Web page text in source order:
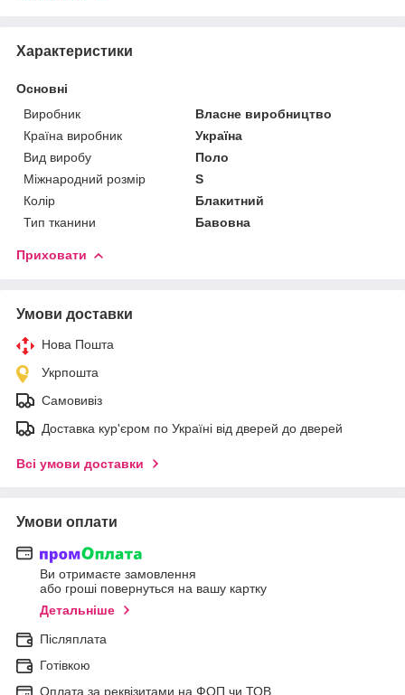
Характеристики
Основні
Виробник
Власне виробництво
Країна виробник
Україна
Вид виробу
Поло
Міжнародний розмір
S
Колір
Блакитний
Тип тканини
Бавовна
Приховати
Умови доставки
Нова Пошта
Укрпошта
Самовивіз
Доставка кур'єром по Україні від дверей до дверей
Всі умови доставки
Умови оплати
Ви отримаєте замовлення
або гроші повернуться на вашу картку
Детальніше
Післяплата
Готівкою
Оплата за реквізитами на ФОП чи ТОВ